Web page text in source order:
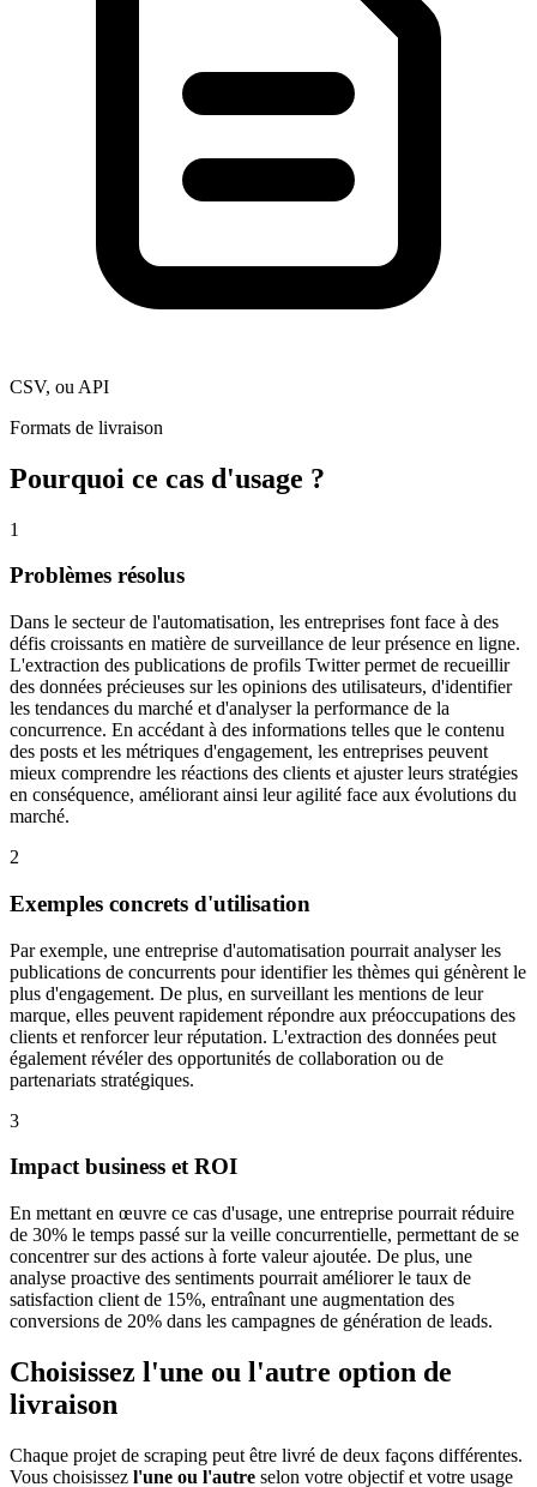
CSV, ou API
Formats de livraison
Pourquoi ce cas d'usage ?
1
Problèmes résolus
Dans le secteur de l'automatisation, les entreprises font face à des
défis croissants en matière de surveillance de leur présence en ligne.
L'extraction des publications de profils Twitter permet de recueillir
des données précieuses sur les opinions des utilisateurs, d'identifier
les tendances du marché et d'analyser la performance de la
concurrence. En accédant à des informations telles que le contenu
des posts et les métriques d'engagement, les entreprises peuvent
mieux comprendre les réactions des clients et ajuster leurs stratégies
en conséquence, améliorant ainsi leur agilité face aux évolutions du
marché.
2
Exemples concrets d'utilisation
Par exemple, une entreprise d'automatisation pourrait analyser les
publications de concurrents pour identifier les thèmes qui génèrent le
plus d'engagement. De plus, en surveillant les mentions de leur
marque, elles peuvent rapidement répondre aux préoccupations des
clients et renforcer leur réputation. L'extraction des données peut
également révéler des opportunités de collaboration ou de
partenariats stratégiques.
3
Impact business et ROI
En mettant en œuvre ce cas d'usage, une entreprise pourrait réduire
de 30% le temps passé sur la veille concurrentielle, permettant de se
concentrer sur des actions à forte valeur ajoutée. De plus, une
analyse proactive des sentiments pourrait améliorer le taux de
satisfaction client de 15%, entraînant une augmentation des
conversions de 20% dans les campagnes de génération de leads.
Choisissez l'une ou l'autre option de
livraison
Chaque projet de scraping peut être livré de deux façons différentes.
Vous choisissez l'une ou l'autre selon votre objectif et votre usage